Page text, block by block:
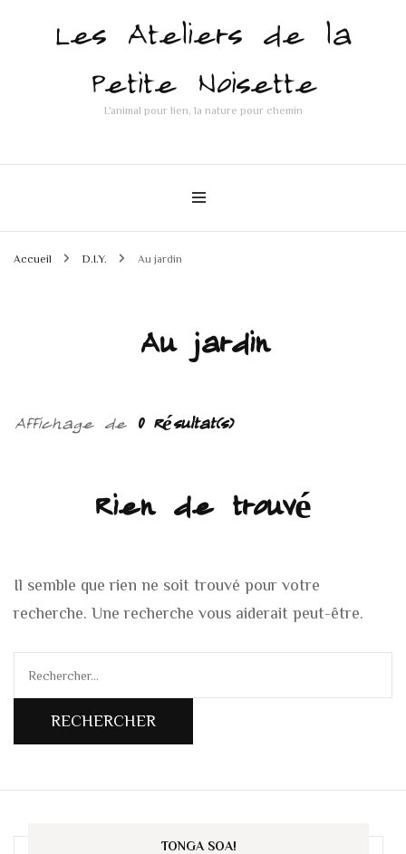
Les Ateliers de la
Petite Noisette
L'animal pour lien, la nature pour chemin
Accueil D.I.Y. Au jardin
Au jardin
Affichage de 0 Résultat(s)
Rien de trouvé
Il semble que rien ne soit trouvé pour votre
recherche. Une recherche vous aiderait peut-être.
TONGA SOA!